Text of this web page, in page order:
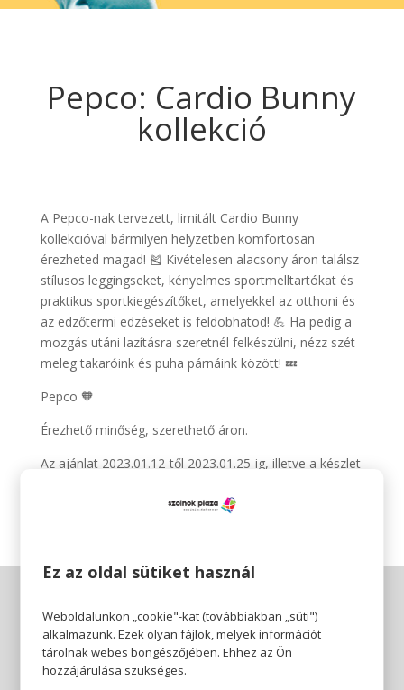
Pepco: Cardio Bunny
kollekció
A Pepco-nak tervezett, limitált Cardio Bunny
kollekcióval bármilyen helyzetben komfortosan
érezheted magad! 🎽 Kivételesen alacsony áron találsz
stílusos leggingseket, kényelmes sportmelltartókat és
praktikus sportkiegészítőket, amelyekkel az otthoni és
az edzőtermi edzéseket is feldobhatod! 💪 Ha pedig a
mozgás utáni lazításra szeretnél felkészülni, nézz szét
meleg takaróink és puha párnáink között! 💤
Pepco 🧡
Érezhető minőség, szerethető áron.
Az ajánlat 2023.01.12-től 2023.01.25-ig, illetve a készlet
Ez az oldal sütiket használ
Weboldalunkon „cookie"-kat (továbbiakban „süti")
alkalmazunk. Ezek olyan fájlok, melyek információt
tárolnak webes böngészőjében. Ehhez az Ön
hozzájárulása szükséges.